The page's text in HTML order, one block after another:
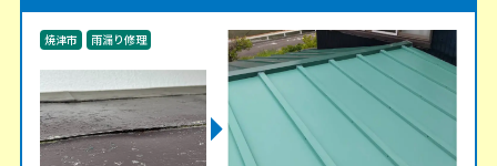
焼津市 雨漏り修理